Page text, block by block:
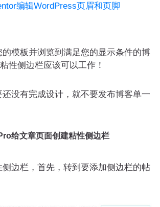
编辑WordPress页眉和页脚
板并浏览到满足您的显示条件的博
性侧边栏应该可以工作！
还没有完成设计，就不要发布博客单一
给文章页面创建粘性侧边栏
栏，首先，转到要添加侧边栏的帖